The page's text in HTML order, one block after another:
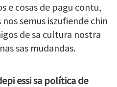
e cosas de pagu contu,
semus iszufiende chin
de sa cultura nostra
sas mudandas.
essi sa política de